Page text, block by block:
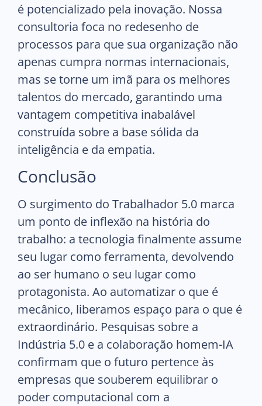
é potencializado pela inovação. Nossa
consultoria foca no redesenho de
processos para que sua organização não
apenas cumpra normas internacionais,
mas se torne um imã para os melhores
talentos do mercado, garantindo uma
vantagem competitiva inabalável
construída sobre a base sólida da
inteligência e da empatia.
Conclusão
O surgimento do Trabalhador 5.0 marca
um ponto de inflexão na história do
trabalho: a tecnologia finalmente assume
seu lugar como ferramenta, devolvendo
ao ser humano o seu lugar como
protagonista. Ao automatizar o que é
mecânico, liberamos espaço para o que é
extraordinário. Pesquisas sobre a
Indústria 5.0 e a colaboração homem-IA
confirmam que o futuro pertence às
empresas que souberem equilibrar o
poder computacional com a